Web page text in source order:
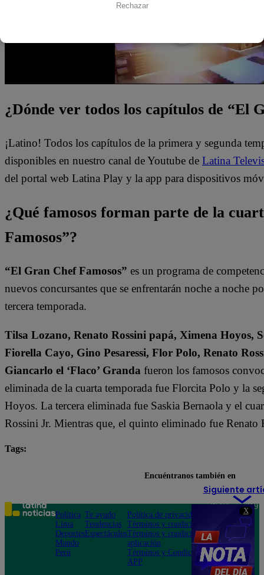
X
¿Dónde ver todos los capítulos de “El
¡Latino! Todos los capítulos de la primera y segunda
disponibles en nuestro canal de Youtube de Latina
del portal web Latina Play y la app para dispositivos
¿Qué famosos forman parte de la
Famosos”?
“El Gran Chef Famosos” es un programa de
nuevos concursantes que se enfrentarán noche a noche
tercera temporada.
Tilsa Lozano, Renato Rossini papá, Ximena Hoyos,
Fiorella Cayo, Gino Pesaressi, Flor Polo, Renato
Giancarlo el ‘Flaco’ Granda fueron los famosos
eliminada de la cuarta temporada fue Florcita Polo y la
Hoyos. La tercera eliminada fue Saskia Bernaola y el
Rossini Jr. Mientras que, el quinto eliminado fue Renato
Tags:
Siguiente
Rechazar
Encuéntranos también en
Política
Lima
Deportes
Mundo
Perú
Te ayudo
Tendencias
Espectáculos
Política de privacidad
Términos y condiciones
Términos y condiciones
aplicación
Términos y Condiciones
APP
Teléfono: 219
Av. San
Felipe 968
Jesús María